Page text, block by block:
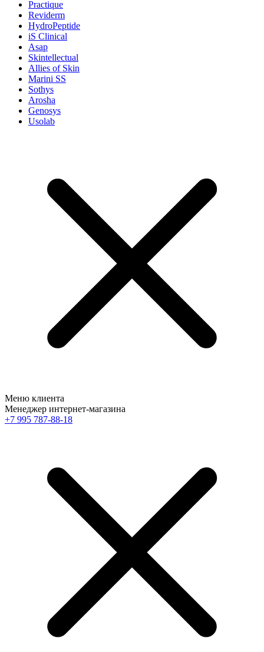
Practique
Reviderm
HydroPeptide
iS Clinical
Asap
Skintellectual
Allies of Skin
Marini SS
Sothys
Arosha
Genosys
Usolab
Меню клиента
Менеджер интернет-магазина
+7 995 787-88-18